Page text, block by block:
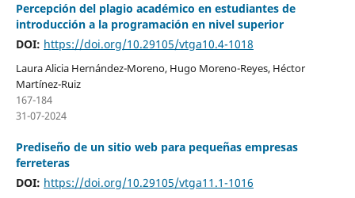
Percepción del plagio académico en estudiantes de
introducción a la programación en nivel superior
DOI: https://doi.org/10.29105/vtga10.4-1018
Laura Alicia Hernández-Moreno, Hugo Moreno-Reyes, Héctor
Martínez-Ruiz
167-184
31-07-2024
Prediseño de un sitio web para pequeñas empresas
ferreteras
DOI: https://doi.org/10.29105/vtga11.1-1016